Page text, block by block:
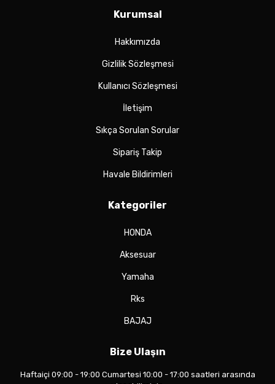
Kurumsal
Hakkımızda
Gizlilik Sözleşmesi
Kullanıcı Sözleşmesi
İletişim
Sıkça Sorulan Sorular
Sipariş Takip
Havale Bildirimleri
Kategoriler
HONDA
Aksesuar
Yamaha
Rks
BAJAJ
Bize Ulaşın
Haftaiçi 09:00 - 19:00 Cumartesi 10:00 - 17:00 saatleri arasında